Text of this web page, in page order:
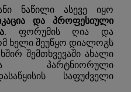
ნაწილი ასევე იყო
და პროფესიული
. ფორუმის ღია და
ხელი შეუწყო დიალოგს
შემთხვევაში ახალი
პარტნიორული
საფუძველი